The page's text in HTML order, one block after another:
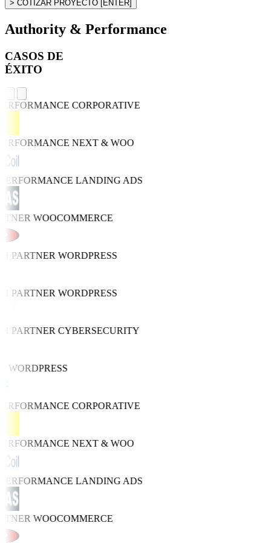
> COTIZAR PROYECTO [ENTER]
Authority & Performance
CASOS DE
ÉXITO
CORPORATIVE
NEXT & WOO
LANDING ADS
WOOCOMMERCE
PARTNERWORDPRESS
PARTNERWORDPRESS
PARTNERCYBERSECURITY
WORDPRESS
CORPORATIVE
NEXT & WOO
LANDING ADS
WOOCOMMERCE